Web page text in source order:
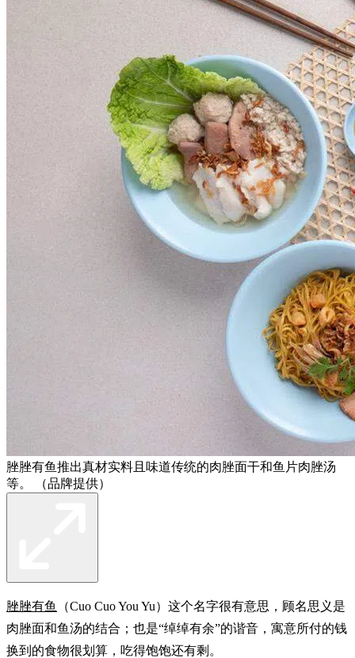
脞脞有鱼推出真材实料且味道传统的肉脞面干和鱼片肉脞汤
等。 （品牌提供）
脞脞有鱼
（Cuo Cuo You Yu）这个名字很有意思，顾名思义是
肉脞面和鱼汤的结合；也是“绰绰有余”的谐音，寓意所付的钱
换到的食物很划算，吃得饱饱还有剩。